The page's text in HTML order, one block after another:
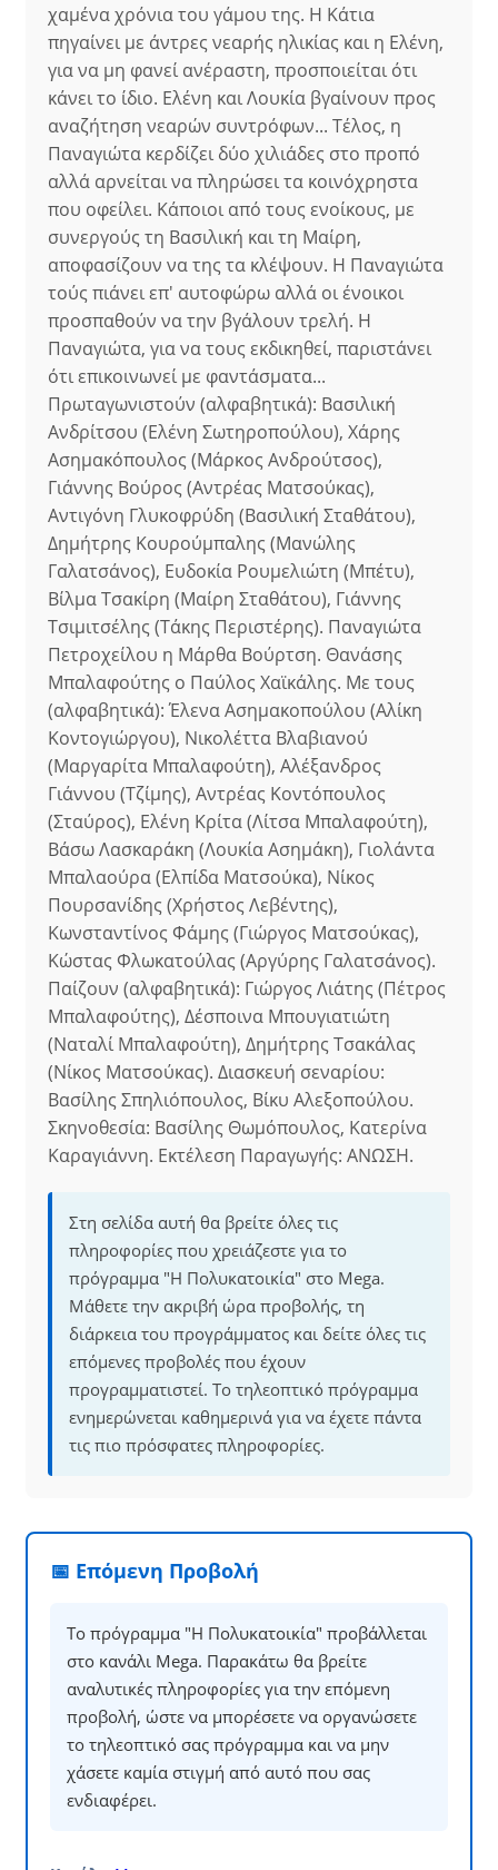
χαμένα χρόνια του γάμου της. Η Κάτια
πηγαίνει με άντρες νεαρής ηλικίας και η Ελένη,
για να μη φανεί ανέραστη, προσποιείται ότι
κάνει το ίδιο. Ελένη και Λουκία βγαίνουν προς
αναζήτηση νεαρών συντρόφων... Τέλος, η
Παναγιώτα κερδίζει δύο χιλιάδες στο προπό
αλλά αρνείται να πληρώσει τα κοινόχρηστα
που οφείλει. Κάποιοι από τους ενοίκους, με
συνεργούς τη Βασιλική και τη Μαίρη,
αποφασίζουν να της τα κλέψουν. Η Παναγιώτα
τούς πιάνει επ' αυτοφώρω αλλά οι ένοικοι
προσπαθούν να την βγάλουν τρελή. Η
Παναγιώτα, για να τους εκδικηθεί, παριστάνει
ότι επικοινωνεί με φαντάσματα...
Πρωταγωνιστούν (αλφαβητικά): Βασιλική
Ανδρίτσου (Ελένη Σωτηροπούλου), Χάρης
Ασημακόπουλος (Μάρκος Ανδρούτσος),
Γιάννης Βούρος (Αντρέας Ματσούκας),
Αντιγόνη Γλυκοφρύδη (Βασιλική Σταθάτου),
Δημήτρης Κουρούμπαλης (Μανώλης
Γαλατσάνος), Ευδοκία Ρουμελιώτη (Μπέτυ),
Βίλμα Τσακίρη (Μαίρη Σταθάτου), Γιάννης
Τσιμιτσέλης (Τάκης Περιστέρης). Παναγιώτα
Πετροχείλου η Μάρθα Βούρτση. Θανάσης
Μπαλαφούτης ο Παύλος Χαϊκάλης. Με τους
(αλφαβητικά): Έλενα Ασημακοπούλου (Αλίκη
Κοντογιώργου), Νικολέττα Βλαβιανού
(Μαργαρίτα Μπαλαφούτη), Αλέξανδρος
Γιάννου (Τζίμης), Αντρέας Κοντόπουλος
(Σταύρος), Ελένη Κρίτα (Λίτσα Μπαλαφούτη),
Βάσω Λασκαράκη (Λουκία Ασημάκη), Γιολάντα
Μπαλαούρα (Ελπίδα Ματσούκα), Νίκος
Πουρσανίδης (Χρήστος Λεβέντης),
Κωνσταντίνος Φάμης (Γιώργος Ματσούκας),
Κώστας Φλωκατούλας (Αργύρης Γαλατσάνος).
Παίζουν (αλφαβητικά): Γιώργος Λιάτης (Πέτρος
Μπαλαφούτης), Δέσποινα Μπουγιατιώτη
(Ναταλί Μπαλαφούτη), Δημήτρης Τσακάλας
(Νίκος Ματσούκας). Διασκευή σεναρίου:
Βασίλης Σπηλιόπουλος, Βίκυ Αλεξοπούλου.
Σκηνοθεσία: Βασίλης Θωμόπουλος, Κατερίνα
Καραγιάννη. Εκτέλεση Παραγωγής: ΑΝΩΣΗ.
Στη σελίδα αυτή θα βρείτε όλες τις
πληροφορίες που χρειάζεστε για το
πρόγραμμα "Η Πολυκατοικία" στο Mega.
Μάθετε την ακριβή ώρα προβολής, τη
διάρκεια του προγράμματος και δείτε όλες τις
επόμενες προβολές που έχουν
προγραμματιστεί. Το τηλεοπτικό πρόγραμμα
ενημερώνεται καθημερινά για να έχετε πάντα
τις πιο πρόσφατες πληροφορίες.
📅 Επόμενη Προβολή
Το πρόγραμμα "Η Πολυκατοικία" προβάλλεται
στο κανάλι Mega. Παρακάτω θα βρείτε
αναλυτικές πληροφορίες για την επόμενη
προβολή, ώστε να μπορέσετε να οργανώσετε
το τηλεοπτικό σας πρόγραμμα και να μην
χάσετε καμία στιγμή από αυτό που σας
ενδιαφέρει.